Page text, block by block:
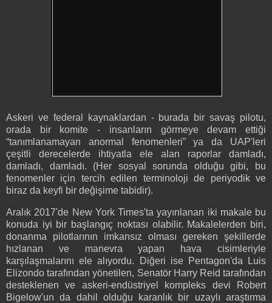
Askeri ve federal kaynaklardan - burada bir savaş pilotu,
orada bir komite - insanların görmeye devam ettiği
“tanımlanamayan anormal fenomenleri” ya da UAP'leri
çeşitli derecelerde ihtiyatla ele alan raporlar damladı,
damladı, damladı. (Her sosyal sorunda olduğu gibi, bu
fenomenler için tercih edilen terminoloji de periyodik ve
biraz da keyfi bir değişime tabidir).
Aralık 2017'de New York Times'ta yayınlanan iki makale bu
konuda iyi bir başlangıç noktası olabilir. Makalelerden biri,
donanma pilotlarının imkansız olması gereken şekillerde
hızlanan ve manevra yapan hava cisimleriyle
karşılaşmalarını ele alıyordu. Diğeri ise Pentagon'da Luis
Elizondo tarafından yönetilen, Senatör Harry Reid tarafından
desteklenen ve askeri-endüstriyel kompleks devi Robert
Bigelow'un da dahil olduğu karanlık bir uzaylı araştırma